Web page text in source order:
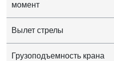
момент
Вылет стрелы
Грузоподъемность крана